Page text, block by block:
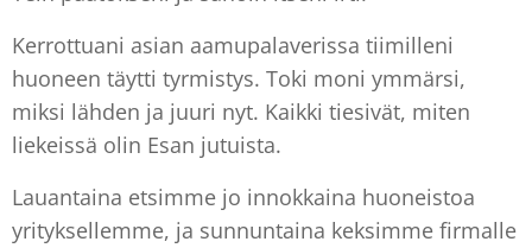
Kerrottuani asian aamupalaverissa tiimilleni
huoneen täytti tyrmistys. Toki moni ymmärsi,
miksi lähden ja juuri nyt. Kaikki tiesivät, miten
liekeissä olin Esan jutuista.
Lauantaina etsimme jo innokkaina huoneistoa
yrityksellemme, ja sunnuntaina keksimme firmalle